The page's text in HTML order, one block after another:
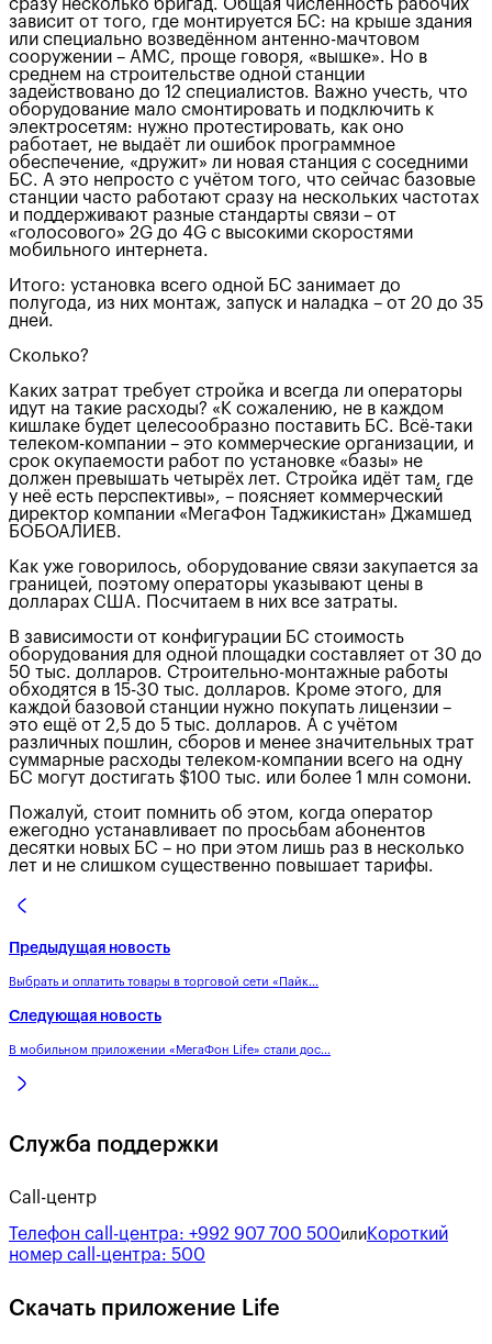
сразу несколько бригад. Общая численность рабочих
зависит от того, где монтируется БС: на крыше здания
или специально возведённом антенно-мачтовом
сооружении – АМС, проще говоря, «вышке». Но в
среднем на строительстве одной станции
задействовано до 12 специалистов. Важно учесть, что
оборудование мало смонтировать и подключить к
электросетям: нужно протестировать, как оно
работает, не выдаёт ли ошибок программное
обеспечение, «дружит» ли новая станция с соседними
БС. А это непросто с учётом того, что сейчас базовые
станции часто работают сразу на нескольких частотах
и поддерживают разные стандарты связи – от
«голосового» 2G до 4G с высокими скоростями
мобильного интернета.
Итого: установка всего одной БС занимает до
полугода, из них монтаж, запуск и наладка – от 20 до 35
дней.
Сколько?
Каких затрат требует стройка и всегда ли операторы
идут на такие расходы? «К сожалению, не в каждом
кишлаке будет целесообразно поставить БС. Всё-таки
телеком-компании – это коммерческие организации, и
срок окупаемости работ по установке «базы» не
должен превышать четырёх лет. Стройка идёт там, где
у неё есть перспективы», – поясняет коммерческий
директор компании «МегаФон Таджикистан» Джамшед
БОБОАЛИЕВ.
Как уже говорилось, оборудование связи закупается за
границей, поэтому операторы указывают цены в
долларах США. Посчитаем в них все затраты.
В зависимости от конфигурации БС стоимость
оборудования для одной площадки составляет от 30 до
50 тыс. долларов. Строительно-монтажные работы
обходятся в 15-30 тыс. долларов. Кроме этого, для
каждой базовой станции нужно покупать лицензии –
это ещё от 2,5 до 5 тыс. долларов. А с учётом
различных пошлин, сборов и менее значительных трат
суммарные расходы телеком-компании всего на одну
БС могут достигать $100 тыс. или более 1 млн сомони.
Пожалуй, стоит помнить об этом, когда оператор
ежегодно устанавливает по просьбам абонентов
десятки новых БС – но при этом лишь раз в несколько
лет и не слишком существенно повышает тарифы.
Предыдущая новость
Выбрать и оплатить товары в торговой сети «Пайк...
Следующая новость
В мобильном приложении «МегаФон Life» стали дос...
Служба поддержки
Call-центр
Телефон call-центра: +992 907 700 500или Короткий
номер call-центра: 500
Скачать приложение Life